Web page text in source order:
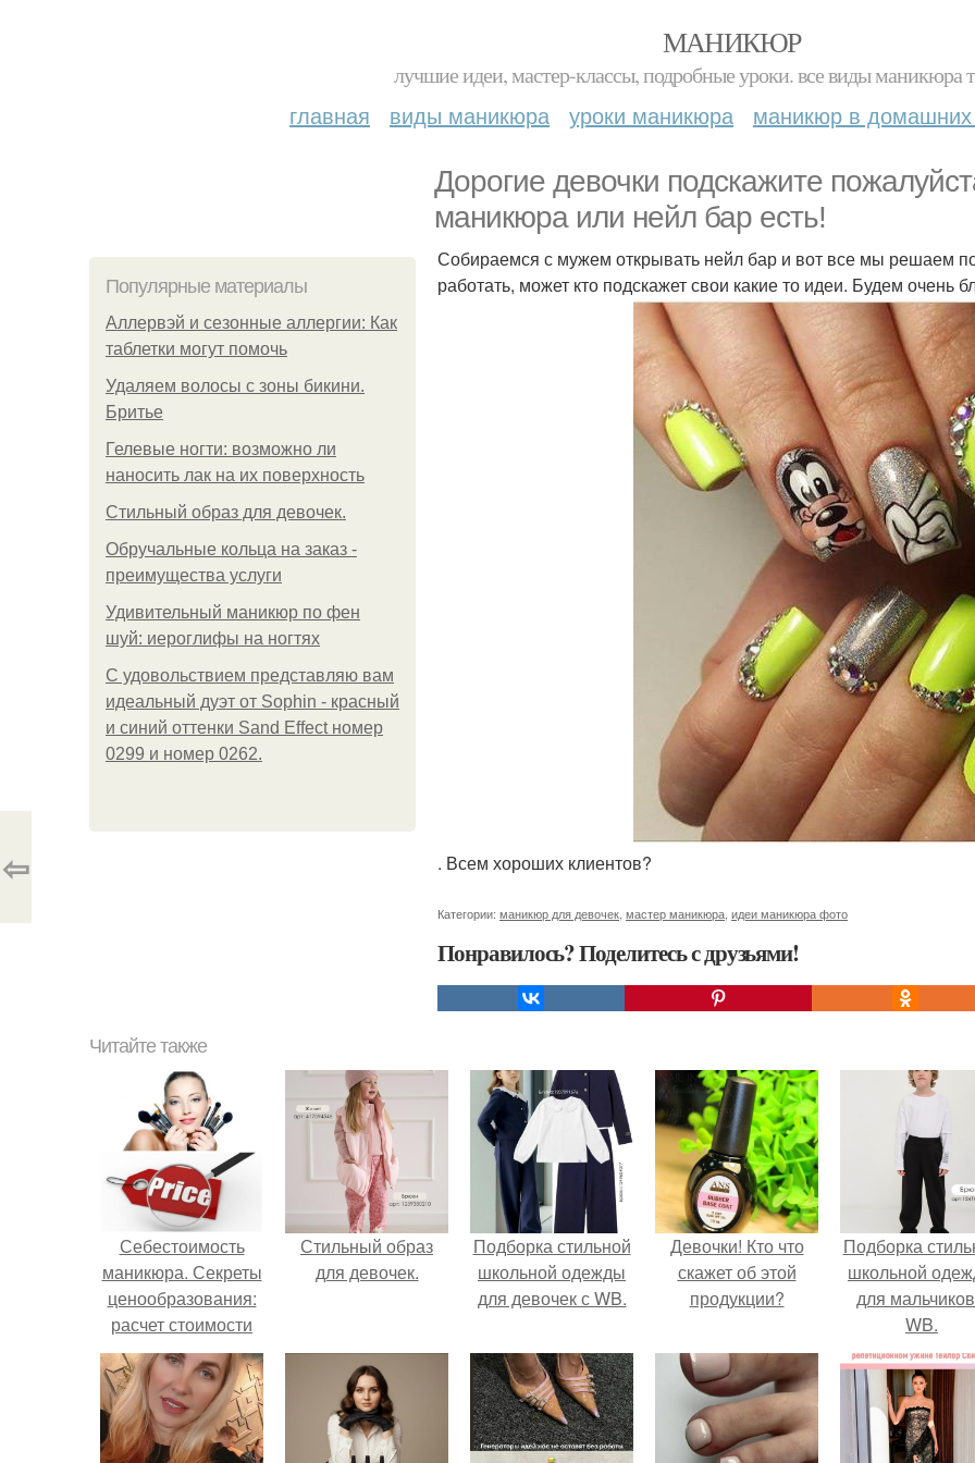
МАНИКЮР
лучшие идеи, мастер-классы, подробные уроки. все виды маникюра
главная виды маникюра уроки маникюра маникюр в домашних
Дорогие девочки подскажите
маникюра или нейл бар есть!
Популярные материалы
Аллервэй и сезонные аллергии: Как
таблетки могут помочь
Удаляем волосы с зоны бикини.
Бритье
Гелевые ногти: возможно ли
наносить лак на их поверхность
Стильный образ для девочек.
Обручальные кольца на заказ -
преимущества услуги
Удивительный маникюр по фен
шуй: иероглифы на ногтях
С удовольствием представляю вам
идеальный дуэт от Sophin - красный
и синий оттенки Sand Effect номер
0299 и номер 0262.
Собираемся с мужем открывать нейл бар и вот все мы решаем
работать, может кто подскажет свои какие то идеи. Будем очень
. Всем хороших клиентов?
Категории: маникюр для девочек мастер маникюра идеи маникюра фото
Понравилось? Поделитесь с друзьями!
⇦
Читайте также
Себестоимость
маникюра. Секреты
ценообразования:
расчет стоимости
услуг (Beautyday.
Стильный образ
для девочек.
Подборка стильной
школьной одежды
для девочек с WB.
Девочки! Кто что
скажет об этой
продукции?
Подборка
школьной
для
WB.